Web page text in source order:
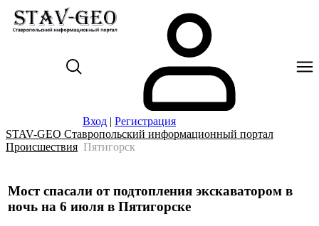
Вход | Регистрация
STAV-GEO Ставропольский информационный портал
Происшествия Пятигорск
Мост спасали от подтопления экскаватором в
ночь на 6 июля в Пятигорске